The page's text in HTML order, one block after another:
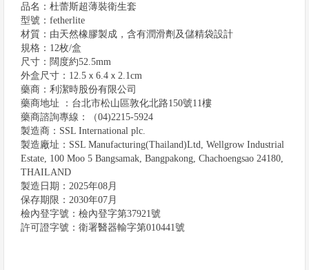
品名：杜蕾斯超薄裝衛生套
型號：fetherlite
材質：由天然橡膠製成，含有潤滑劑及儲精袋設計
規格：12枚/盒
尺寸：闊度約52.5mm
外盒尺寸：12.5ｘ6.4ｘ2.1cm
藥商：利潔時股份有限公司
藥商地址 ：台北市松山區敦化北路150號11樓
藥商諮詢專線：（04)2215-5924
製造商：SSL International plc.
製造廠址：SSL Manufacturing(Thailand)Ltd, Wellgrow Industrial
Estate, 100 Moo 5 Bangsamak, Bangpakong, Chachoengsao 24180,
THAILAND
製造日期：2025年08月
保存期限：2030年07月
檢內登字號：檢內登字第37921號
許可證字號：衛署醫器輸字第010441號